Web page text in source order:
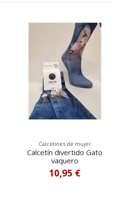
Calcetines de mujer
Calcetín divertido Gato
vaquero
10,95 €